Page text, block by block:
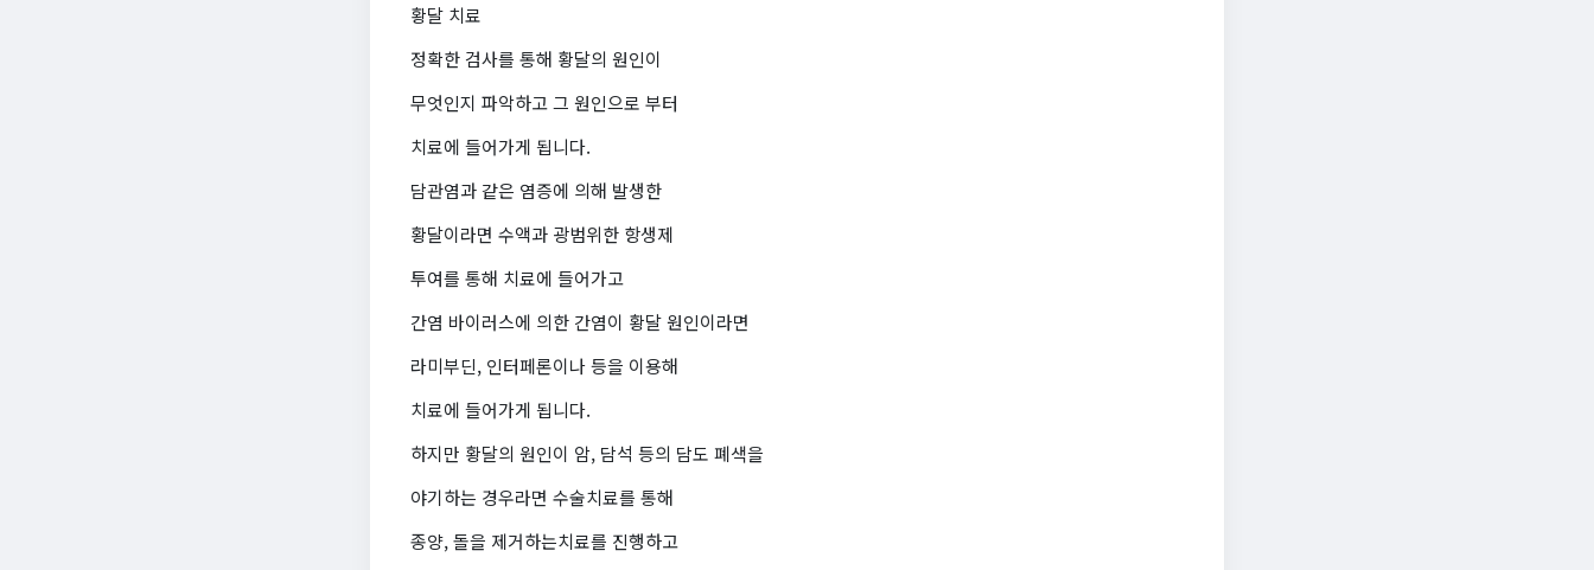
황달 치료
정확한 검사를 통해 황달의 원인이
무엇인지 파악하고 그 원인으로 부터
치료에 들어가게 됩니다.
담관염과 같은 염증에 의해 발생한
황달이라면 수액과 광범위한 항생제
투여를 통해 치료에 들어가고
간염 바이러스에 의한 간염이 황달 원인이라면
라미부딘, 인터페론이나 등을 이용해
치료에 들어가게 됩니다.
하지만 황달의 원인이 암, 담석 등의 담도 폐색을
야기하는 경우라면 수술치료를 통해
종양, 돌을 제거하는치료를 진행하고